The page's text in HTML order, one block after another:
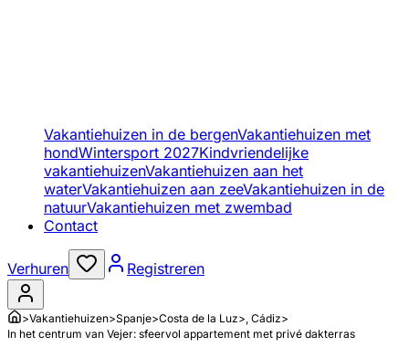
Vakantiehuizen in de bergenVakantiehuizen met
hondWintersport 2027Kindvriendelijke
vakantiehuizenVakantiehuizen aan het
waterVakantiehuizen aan zeeVakantiehuizen in de
natuurVakantiehuizen met zwembad
Contact
Verhuren Registreren
>Vakantiehuizen>Spanje>Costa de la Luz>, Cádiz>
In het centrum van Vejer: sfeervol appartement met privé dakterras